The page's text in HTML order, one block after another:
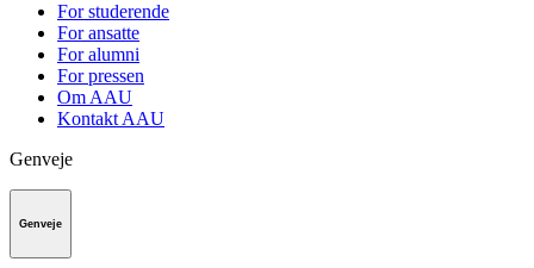
For studerende
For ansatte
For alumni
For pressen
Om AAU
Kontakt AAU
Genveje
Genveje